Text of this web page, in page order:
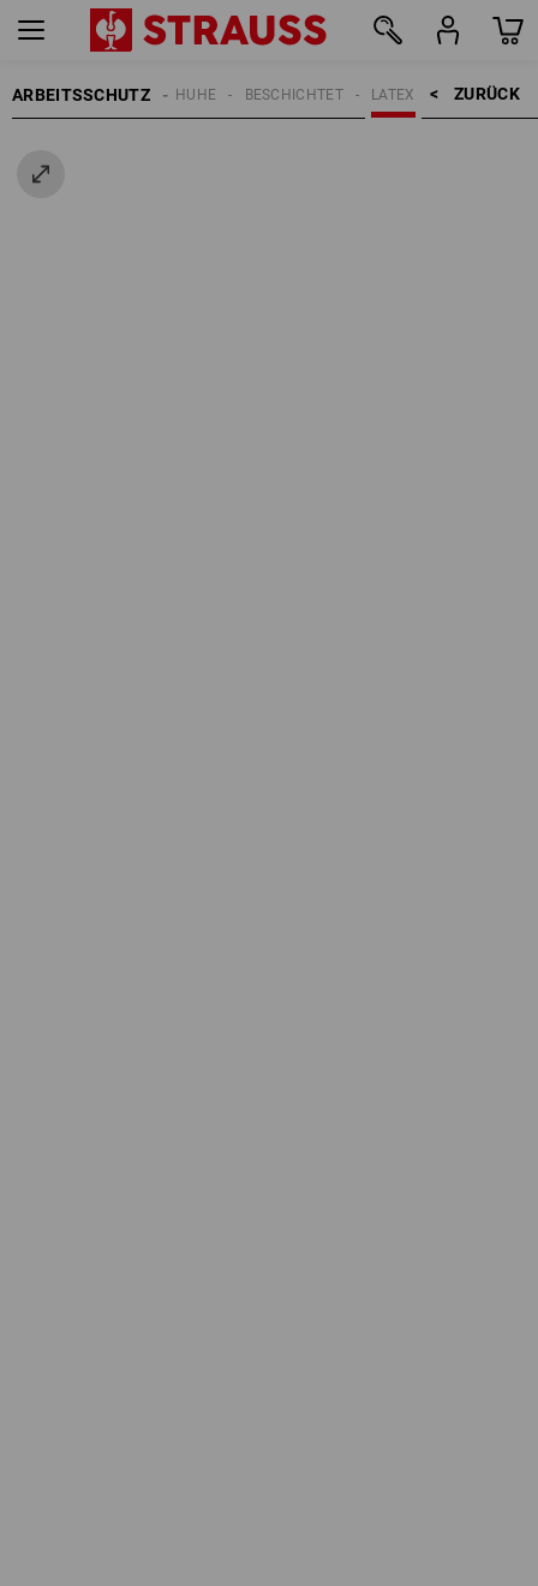
ARBEITSSCHUTZ ZURÜCK    >
LATEX
BESCHICHTET
HANDSCHUHE